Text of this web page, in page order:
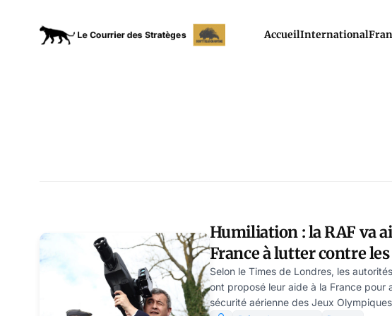
AccueilInternational
Humiliation : la RAF va
France à lutter contre
aux JO à cause des
système Thalès
Selon le Times de Londres, les
ont proposé leur aide à la France pour
sécurité aérienne des Jeux